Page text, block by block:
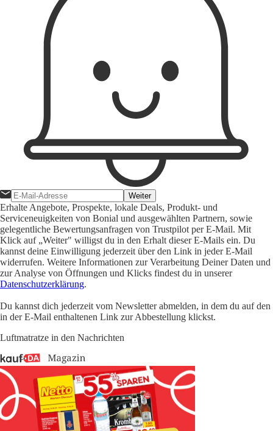
Weiter
Erhalte Angebote, Prospekte, lokale Deals, Produkt- und
Serviceneuigkeiten von Bonial und ausgewählten Partnern, sowie
gelegentliche Bewertungsanfragen von Trustpilot per E-Mail. Mit
Klick auf „Weiter" willigst du in den Erhalt dieser E-Mails ein. Du
kannst deine Einwilligung jederzeit über den Link in jeder E-Mail
widerrufen. Weitere Informationen zur Verarbeitung Deiner Daten und
zur Analyse von Öffnungen und Klicks findest du in unserer
Datenschutzerklärung.
Du kannst dich jederzeit vom Newsletter abmelden, in dem du auf den
in der E-Mail enthaltenen Link zur Abbestellung klickst.
Luftmatratze in den Nachrichten